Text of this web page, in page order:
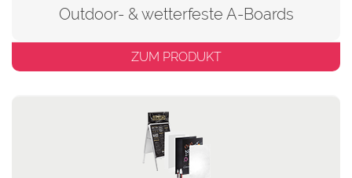
Outdoor- & wetterfeste A-Boards
ZUM PRODUKT